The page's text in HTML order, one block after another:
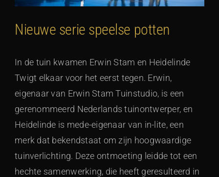
Nieuwe serie speelse potten
In de tuin kwamen Erwin Stam en Heidelinde
Twigt elkaar voor het eerst tegen. Erwin,
eigenaar van Erwin Stam Tuinstudio, is een
gerenommeerd Nederlands tuinontwerper, en
Heidelinde is mede-eigenaar van in-lite, een
merk dat bekendstaat om zijn hoogwaardige
tuinverlichting. Deze ontmoeting leidde tot een
hechte samenwerking, die heeft geresulteerd in